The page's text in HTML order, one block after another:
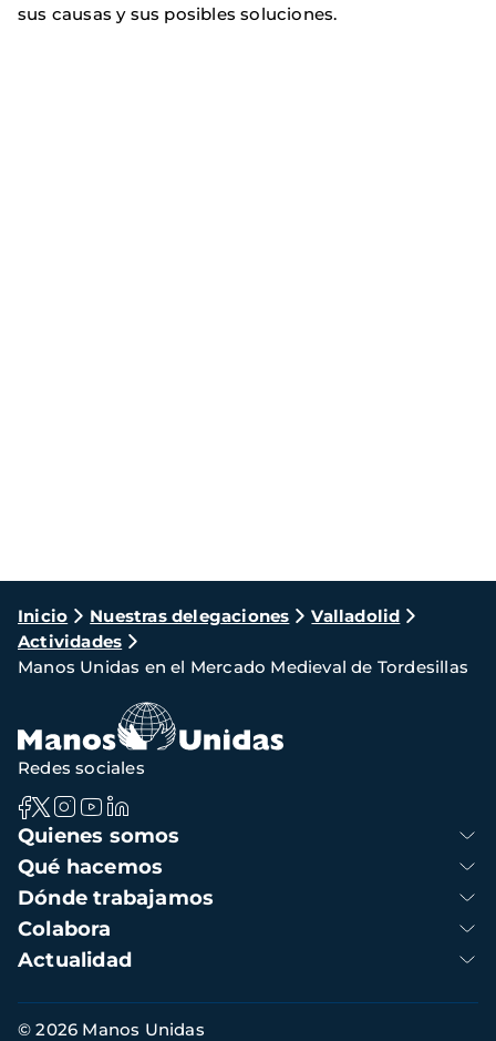
sus causas y sus posibles soluciones.
Ruta
de
navegación
Inicio Nuestras delegaciones
Valladolid
Actividades
Manos Unidas en el Mercado Medieval de Tordesillas
Navegación
principal
Quienes somos
Qué hacemos
Dónde trabajamos
Colabora
Actualidad
Redes sociales
Información
© 2026 Manos Unidas